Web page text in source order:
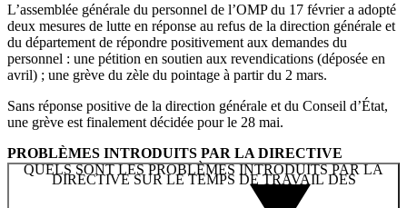
L’assemblée générale du personnel de l’OMP du 17 février a adopté
deux mesures de lutte en réponse au refus de la direction générale et
du département de répondre positivement aux demandes du
personnel : une pétition en soutien aux revendications (déposée en
avril) ; une grève du zèle du pointage à partir du 2 mars.
Sans réponse positive de la direction générale et du Conseil d’État,
une grève est finalement décidée pour le 28 mai.
PROBLÈMES INTRODUITS PAR LA DIRECTIVE
QUELS SONT LES PROBLÈMES INTRODUITS PAR LA
DIRECTIVE SUR LE TEMPS DE TRAVAIL DES